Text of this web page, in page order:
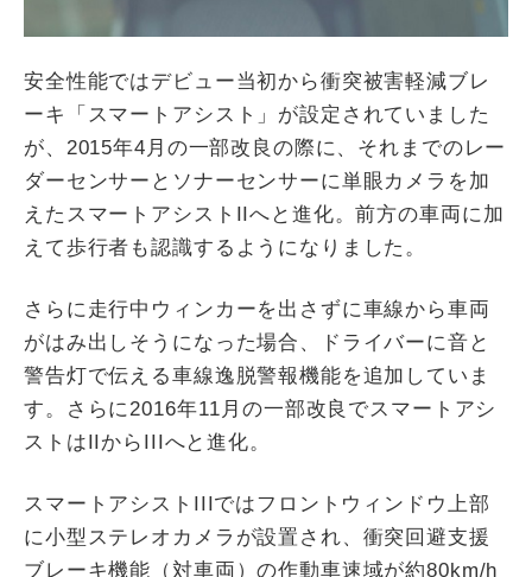
安全性能ではデビュー当初から衝突被害軽減ブレ
ーキ「スマートアシスト」が設定されていました
が、2015年4月の一部改良の際に、それまでのレー
ダーセンサーとソナーセンサーに単眼カメラを加
えたスマートアシストIIへと進化。前方の車両に加
えて歩行者も認識するようになりました。
さらに走行中ウィンカーを出さずに車線から車両
がはみ出しそうになった場合、ドライバーに音と
警告灯で伝える車線逸脱警報機能を追加していま
す。さらに2016年11月の一部改良でスマートアシ
ストはIIからIIIへと進化。
スマートアシストIIIではフロントウィンドウ上部
に小型ステレオカメラが設置され、衝突回避支援
ブレーキ機能（対車両）の作動車速域が約80km/h